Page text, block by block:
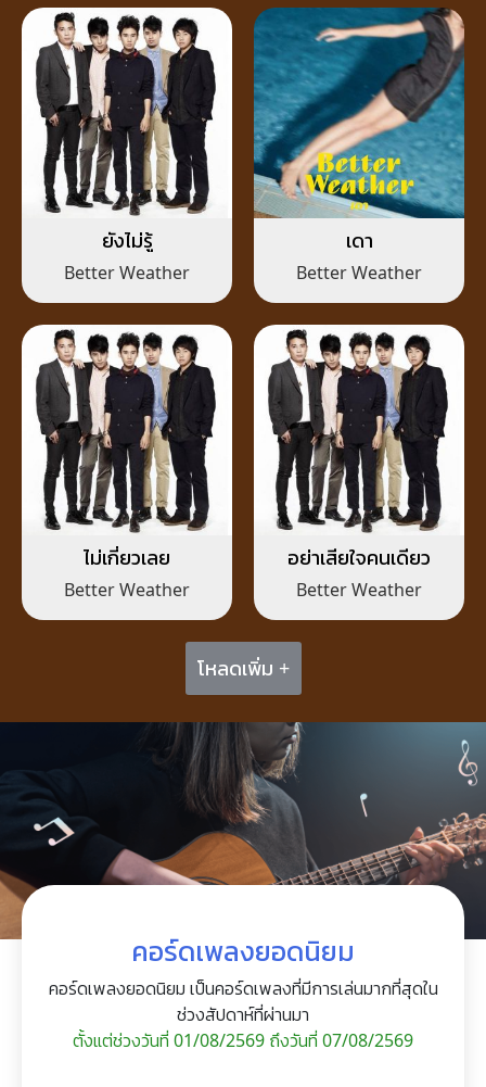
ยังไม่รู้
Better Weather
เดา
Better Weather
ไม่เกี่ยวเลย
Better Weather
อย่าเสียใจคนเดียว
Better Weather
โหลดเพิ่ม +
คอร์ดเพลงยอดนิยม
คอร์ดเพลงยอดนิยม เป็นคอร์ดเพลงที่มีการเล่นมากที่สุดใน
ช่วงสัปดาห์ที่ผ่านมา
ตั้งแต่ช่วงวันที่ 01/08/2569 ถึงวันที่ 07/08/2569